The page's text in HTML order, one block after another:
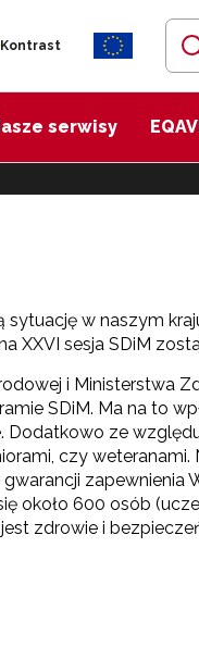
Kontrast
serwisy
w naszym
XXVI sesja SDiM
i Ministerstwa
SDiM. Ma na to
ze
czy
zapewnienia
około 600 osób
zdrowie i